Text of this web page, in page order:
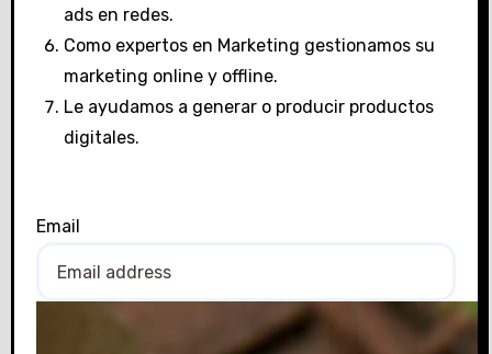
ads en redes.
Como expertos en Marketing gestionamos su
marketing online y offline.
Le ayudamos a generar o producir productos
digitales.
Email